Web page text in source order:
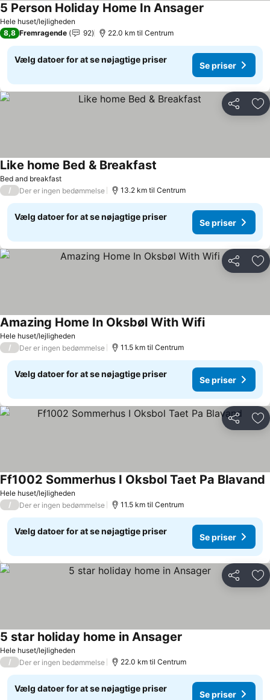
Hele huset/lejligheden
5 Person Holiday Home In Ansager
8,8 Fremragende 92 22.0 km til Centrum
Vælg datoer for at se nøjagtige priser
Se priser
Del
Bed and breakfast
Like home Bed & Breakfast
/ Der er ingen bedømmelse 13.2 km til Centrum
Vælg datoer for at se nøjagtige priser
Se priser
Del
Hele huset/lejligheden
Amazing Home In Oksbøl With WifiSe priser
/ Der er ingen bedømmelse 11.5 km til Centrum
Vælg datoer for at se nøjagtige priser
Se priser
Del
Hele huset/lejligheden
Ff1002 Sommerhus I Oksbol Taet Pa Blavand
/ Der er ingen bedømmelse 11.5 km til Centrum
Vælg datoer for at se nøjagtige priser
Se priser
Del
Hele huset/lejligheden
5 star holiday home in Ansager
/ Der er ingen bedømmelse 22.0 km til Centrum
Vælg datoer for at se nøjagtige priser
Se priser